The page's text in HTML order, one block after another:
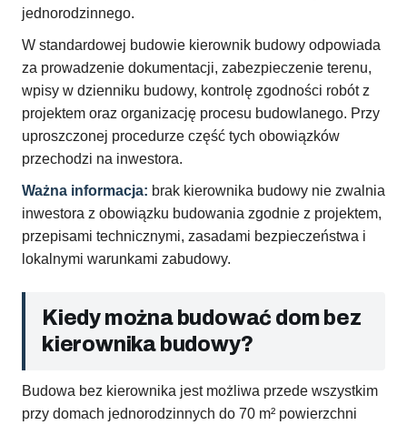
jednorodzinnego.
W standardowej budowie kierownik budowy odpowiada
za prowadzenie dokumentacji, zabezpieczenie terenu,
wpisy w dzienniku budowy, kontrolę zgodności robót z
projektem oraz organizację procesu budowlanego. Przy
uproszczonej procedurze część tych obowiązków
przechodzi na inwestora.
Ważna informacja: brak kierownika budowy nie zwalnia
inwestora z obowiązku budowania zgodnie z projektem,
przepisami technicznymi, zasadami bezpieczeństwa i
lokalnymi warunkami zabudowy.
Kiedy można budować dom bez
kierownika budowy?
Budowa bez kierownika jest możliwa przede wszystkim
przy domach jednorodzinnych do 70 m² powierzchni